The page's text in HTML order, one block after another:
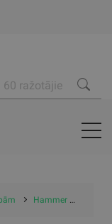
Hammer Strength Plate-loaded Hack Squat